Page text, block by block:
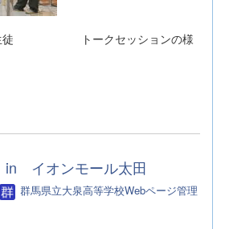
生徒 トークセッションの様
イオンモール太田
群馬県立大泉高等学校Webページ管理